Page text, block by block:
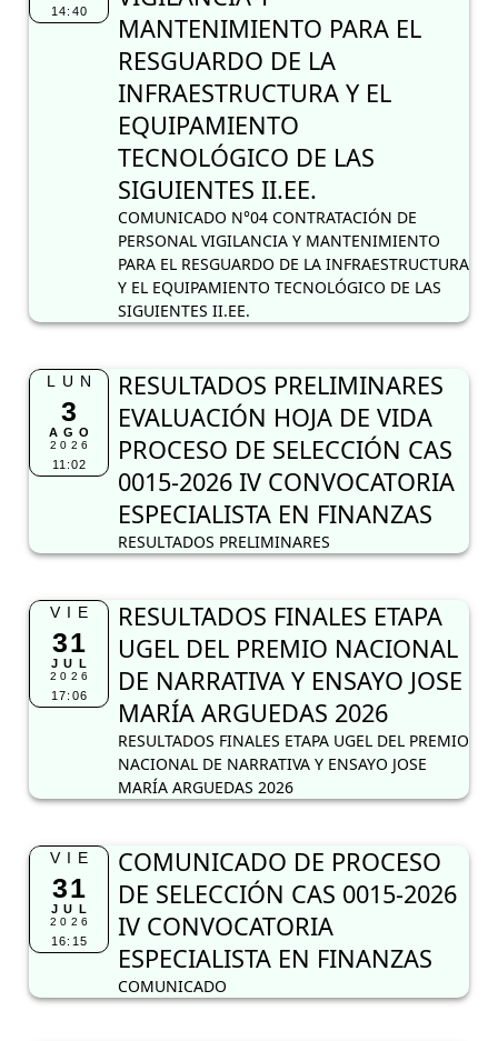
14:40
MANTENIMIENTO PARA EL
RESGUARDO DE LA
INFRAESTRUCTURA Y EL
EQUIPAMIENTO
TECNOLÓGICO DE LAS
SIGUIENTES II.EE.
COMUNICADO N°04 CONTRATACIÓN DE
PERSONAL VIGILANCIA Y MANTENIMIENTO
PARA EL RESGUARDO DE LA INFRAESTRUCTURA
Y EL EQUIPAMIENTO TECNOLÓGICO DE LAS
SIGUIENTES II.EE.
LUN
3
AGO
2026
11:02
RESULTADOS PRELIMINARES
EVALUACIÓN HOJA DE VIDA
PROCESO DE SELECCIÓN CAS
0015-2026 IV CONVOCATORIA
ESPECIALISTA EN FINANZAS
RESULTADOS PRELIMINARES
VIE
31
JUL
2026
17:06
RESULTADOS FINALES ETAPA
UGEL DEL PREMIO NACIONAL
DE NARRATIVA Y ENSAYO JOSE
MARÍA ARGUEDAS 2026
RESULTADOS FINALES ETAPA UGEL DEL PREMIO
NACIONAL DE NARRATIVA Y ENSAYO JOSE
MARÍA ARGUEDAS 2026
VIE
31
JUL
2026
16:15
COMUNICADO DE PROCESO
DE SELECCIÓN CAS 0015-2026
IV CONVOCATORIA
ESPECIALISTA EN FINANZAS
COMUNICADO